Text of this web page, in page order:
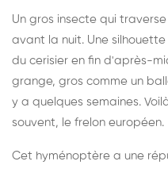
Un gros insecte qui
avant la nuit. Une
du cerisier en fin d'après-
grange, gros comme un
y a quelques semaines.
souvent, le frelon européen.
Cet hyménoptère a une